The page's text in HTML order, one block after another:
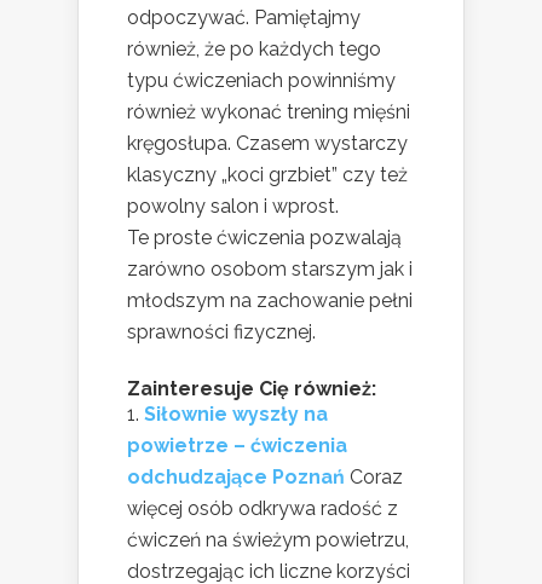
odpoczywać. Pamiętajmy
również, że po każdych tego
typu ćwiczeniach powinniśmy
również wykonać trening mięśni
kręgosłupa. Czasem wystarczy
klasyczny „koci grzbiet” czy też
powolny salon i wprost.
Te proste ćwiczenia pozwalają
zarówno osobom starszym jak i
młodszym na zachowanie pełni
sprawności fizycznej.
Zainteresuje Cię również:
Siłownie wyszły na
powietrze – ćwiczenia
odchudzające Poznań Coraz
więcej osób odkrywa radość z
ćwiczeń na świeżym powietrzu,
dostrzegając ich liczne korzyści